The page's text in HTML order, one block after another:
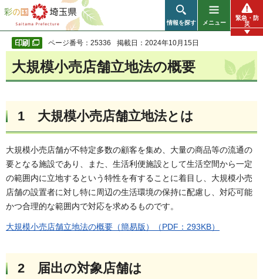
彩の国 埼玉県
情報を探す メニュー
緊急・防
災
ページ番号：25336 掲載日：2024年10月15日
大規模小売店舗立地法の概要
1 大規模小売店舗立地法とは
大規模小売店舗が不特定多数の顧客を集め、大量の商品等の流通の
要となる施設であり、また、生活利便施設として生活空間から一定
の範囲内に立地するという特性を有することに着目し、大規模小売
店舗の設置者に対し特に周辺の生活環境の保持に配慮し、対応可能
かつ合理的な範囲内で対応を求めるものです。
大規模小売店舗立地法の概要（簡易版）（PDF：293KB）
2 届出の対象店舗は